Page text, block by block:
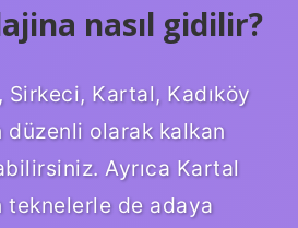
nasıl gidilir?
Kartal, Kadıköy
düzenli olarak kalkan
Ayrıca Kartal
teknelerle de adaya